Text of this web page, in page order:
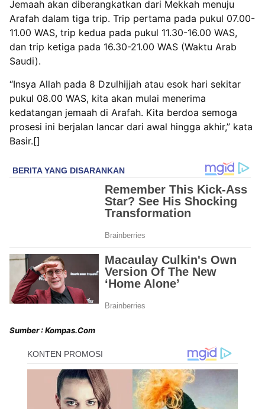
Jemaah akan diberangkatkan dari Mekkah menuju
Arafah dalam tiga trip. Trip pertama pada pukul 07.00-
11.00 WAS, trip kedua pada pukul 11.30-16.00 WAS,
dan trip ketiga pada 16.30-21.00 WAS (Waktu Arab
Saudi).
“Insya Allah pada 8 Dzulhijjah atau esok hari sekitar
pukul 08.00 WAS, kita akan mulai menerima
kedatangan jemaah di Arafah. Kita berdoa semoga
prosesi ini berjalan lancar dari awal hingga akhir,” kata
Basir.[]
Sumber : Kompas.Com